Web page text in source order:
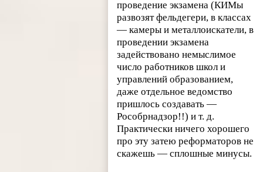
проведение экзамена (КИМы
развозят фельдегери, в классах
— камеры и металлоискатели, в
проведении экзамена
задействовано немыслимое
число работников школ и
управлений образованием,
даже отдельное ведомство
пришлось создавать —
Рособрнадзор!!) и т. д.
Практически ничего хорошего
про эту затею реформаторов не
скажешь — сплошные минусы.